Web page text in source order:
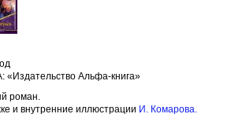
«Издательство Альфа-книга»
роман.
и внутренние иллюстрации И. Комарова.